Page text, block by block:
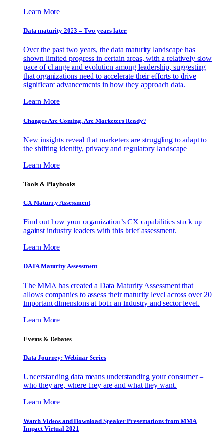
Learn More
Data maturity 2023 – Two years later.
Over the past two years, the data maturity landscape has
shown limited progress in certain areas, with a relatively slow
pace of change and evolution among leadership, suggesting
that organizations need to accelerate their efforts to drive
significant advancements in how they approach data.
Learn More
Changes Are Coming. Are Marketers Ready?
New insights reveal that marketers are struggling to adapt to
the shifting identity, privacy and regulatory landscape
Learn More
Tools & Playbooks
CX Maturity Assessment
Find out how your organization’s CX capabilities stack up
against industry leaders with this brief assessment.
Learn More
DATA Maturity Assessment
The MMA has created a Data Maturity Assessment that
allows companies to assess their maturity level across over 20
important dimensions at both an industry and sector level.
Learn More
Events & Debates
Data Journey: Webinar Series
Understanding data means understanding your consumer –
who they are, where they are and what they want.
Learn More
Watch Videos and Download Speaker Presentations from MMA
Impact Virtual 2021